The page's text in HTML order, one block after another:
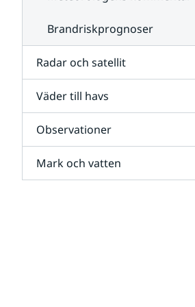
Brandriskprognoser
Radar och satellit
Väder till havs
Observationer
Mark och vatten